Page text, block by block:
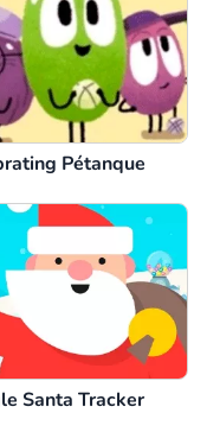
Pétanque
Santa Tracker